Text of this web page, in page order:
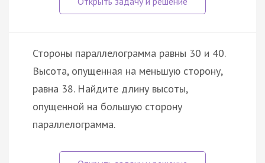
Стороны параллелограмма равны 30 и 40.
Высота, опущенная на меньшую сторону,
равна 38. Найдите длину высоты,
опущенной на большую сторону
параллелограмма.